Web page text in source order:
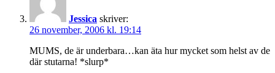
Jessica skriver:
26 november, 2006 kl. 19:14
MUMS, de är underbara…kan äta hur mycket som helst av de
där stutarna! *slurp*